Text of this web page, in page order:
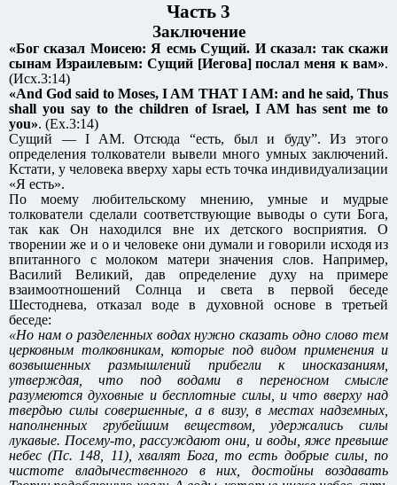
Часть 3
Заключение
«Бог сказал Моисею: Я есмь Сущий. И сказал: так скажи
сынам Израилевым: Сущий [Иегова] послал меня к вам».
(Исх.3:14)
«And God said to Moses, I AM THAT I AM: and he said, Thus
shall you say to the children of Israel, I AM has sent me to
you». (Ex.3:14)
Сущий — I AM. Отсюда “есть, был и буду”. Из этого
определения толкователи вывели много умных заключений.
Кстати, у человека вверху хары есть точка индивидуализации
«Я есть».
По моему любительскому мнению, умные и мудрые
толкователи сделали соответствующие выводы о сути Бога,
так как Он находился вне их детского восприятия. О
творении же и о и человеке они думали и говорили исходя из
впитанного с молоком матери значения слов. Например,
Василий Великий, дав определение духу на примере
взаимоотношений Солнца и света в первой беседе
Шестоднева, отказал воде в духовной основе в третьей
беседе:
«Но нам о разделенных водах нужно сказать одно слово тем
церковным толковникам, которые под видом применения и
возвышенных размышлений прибегли к иносказаниям,
утверждая, что под водами в переносном смысле
разумеются духовные и бесплотные силы, и что вверху над
твердью силы совершенные, а в визу, в местах надземных,
наполненных грубейшим веществом, удержались силы
лукавые. Посему-то, рассуждают они, и воды, яже превыше
небес (Пс. 148, 11), хвалят Бога, то есть добрые силы, по
чистоте владычественного в них, достойны воздавать